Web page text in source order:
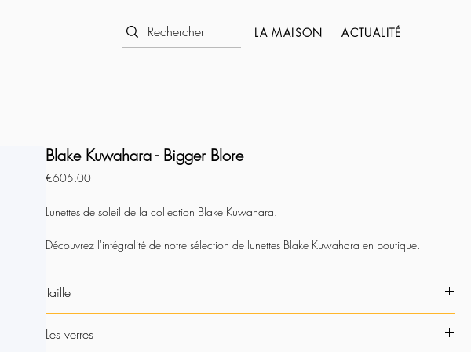
LA MAISON ACTUALITÉ
Blake Kuwahara - Bigger Blore
€605.00Price
Lunettes de soleil de la collection Blake Kuwahara.
Découvrez l'intégralité de notre sélection de lunettes Blake Kuwahara en boutique.
Taille
Les verres